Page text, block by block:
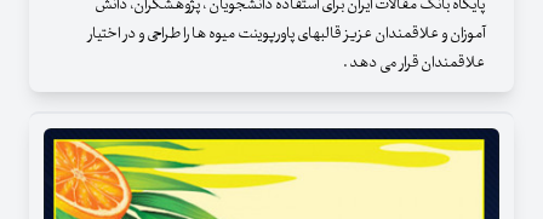
پایگاه بانک مقالات ایران برای استفاده دانشجویان ، پژوهشگران، دانش
آموزان و علاقمندان عزیز قالبهای پاورپوینت میوه ها را طراحی و در اختیار
علاقمندان قرار می دهد .